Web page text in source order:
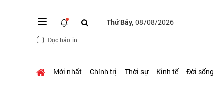
Thứ Bảy, 08/08/2026
Đọc báo in
Mới nhất Chính trị Thời sự Kinh tế Đời sống